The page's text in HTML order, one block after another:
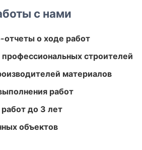
с нами
о ходе работ
профессиональных строителей
материалов
работ
до 3 лет
объектов